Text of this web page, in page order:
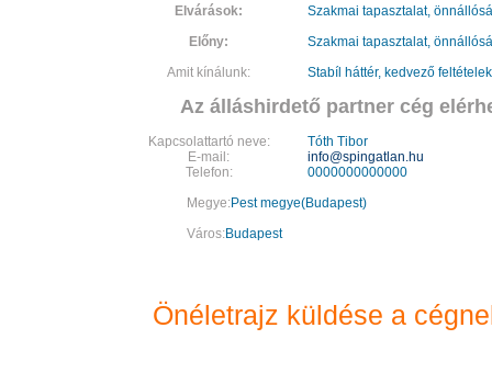
Elvárások:
Szakmai tapasztalat,
Előny:
Szakmai tapasztalat,
Amit kínálunk:
Stabíl háttér, kedvező feltételek
Az álláshirdető partner cég
Kapcsolattartó neve:
Tóth Tibor
E-mail:
info@spingatlan.hu
Telefon:
0000000000000
Megye:Pest megye(Budapest)
Város:Budapest
Önéletrajz küldése a